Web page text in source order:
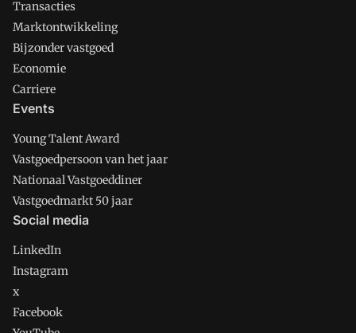
Transacties
Marktontwikkeling
Bijzonder vastgoed
Economie
Carriere
Events
Young Talent Award
Vastgoedpersoon van het jaar
Nationaal Vastgoeddiner
Vastgoedmarkt 50 jaar
Social media
LinkedIn
Instagram
x
Facebook